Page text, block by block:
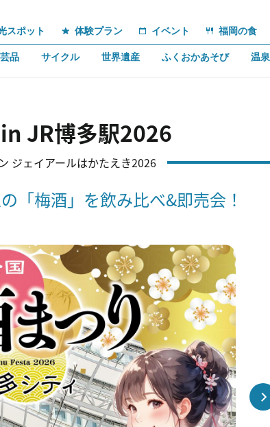
スポット 体験プラン イベント 福岡の食
品 サイクル 世界遺産 ふくおかあそび 温泉
JR博多駅2026
ジェイアールはかたえき2026
「梅酒」を飲み比べ&即売会！